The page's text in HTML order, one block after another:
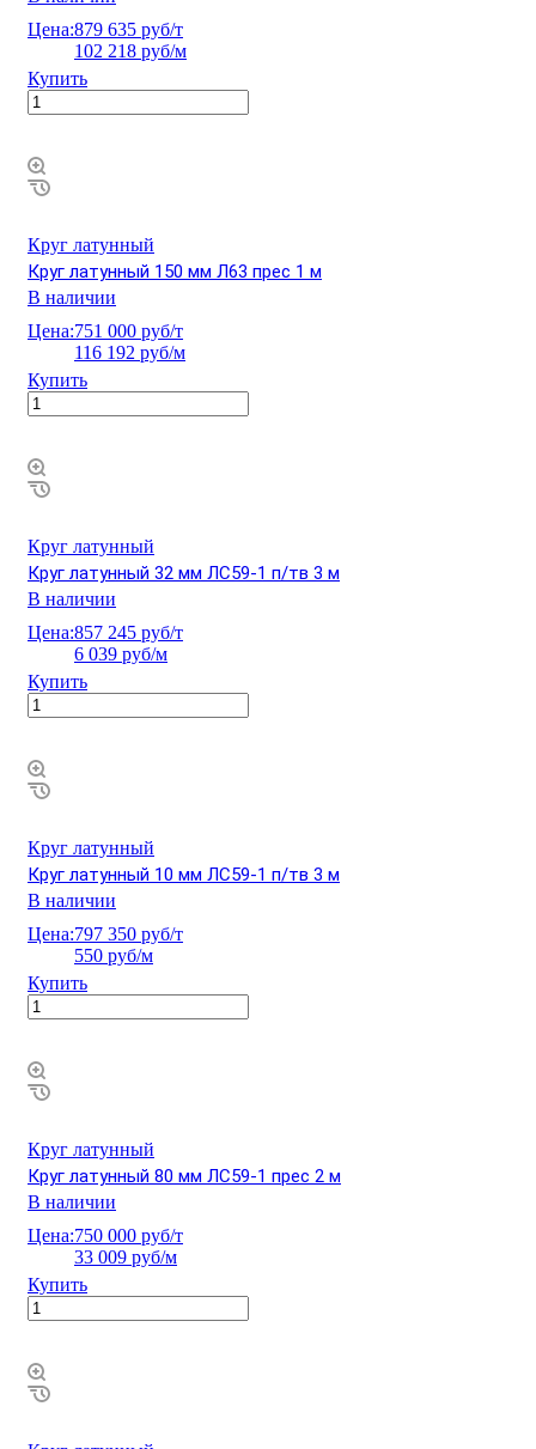
Цена:879 635 руб/т
102 218 руб/м
Купить
Круг латунный
Круг латунный 150 мм Л63 прес 1 м
В наличии
Цена:751 000 руб/т
116 192 руб/м
Купить
Круг латунный
Круг латунный 32 мм ЛС59-1 п/тв 3 м
В наличии
Цена:857 245 руб/т
6 039 руб/м
Купить
Круг латунный
Круг латунный 10 мм ЛС59-1 п/тв 3 м
В наличии
Цена:797 350 руб/т
550 руб/м
Купить
Круг латунный
Круг латунный 80 мм ЛС59-1 прес 2 м
В наличии
Цена:750 000 руб/т
33 009 руб/м
Купить